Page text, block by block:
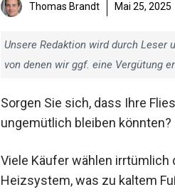
Thomas Brandt Mai 25, 2025
Unsere Redaktion wird durch Leser
von denen wir ggf. eine Vergütung
Sorgen Sie sich, dass Ihre
ungemütlich bleiben könnten?
Viele Käufer wählen irrtümlich
Heizsystem, was zu kaltem